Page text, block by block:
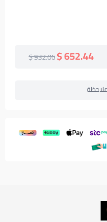
652.44 $
932.06 $